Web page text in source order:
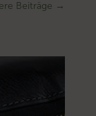
Beiträge →